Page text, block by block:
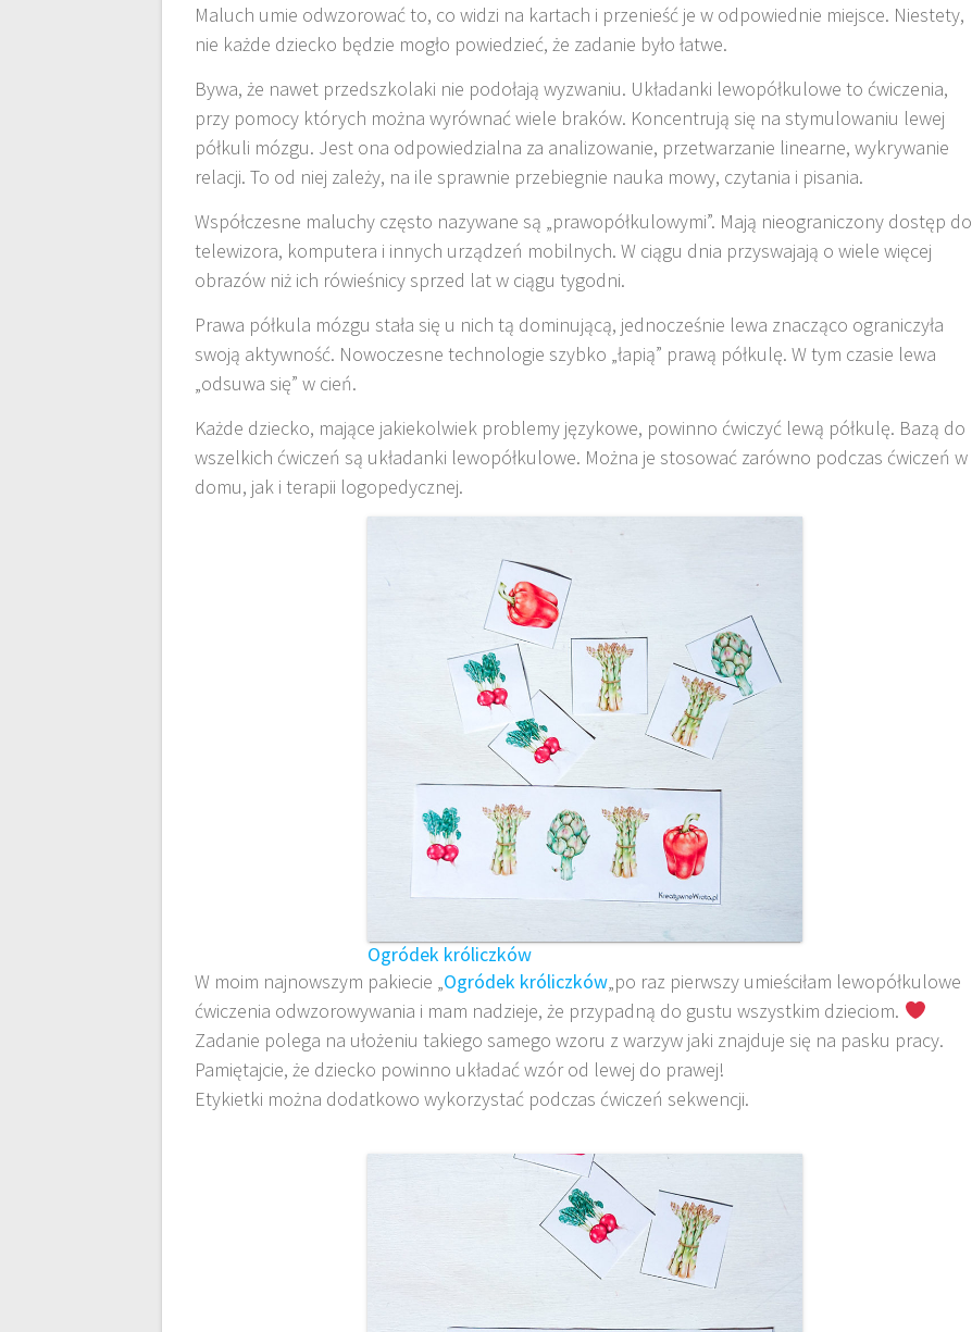
Maluch umie odwzorować to, co widzi na kartach i przenieść je w odpowiednie miejsce. Niestety,
nie każde dziecko będzie mogło powiedzieć, że zadanie było łatwe.
Bywa, że nawet przedszkolaki nie podołają wyzwaniu. Układanki lewopółkulowe to ćwiczenia,
przy pomocy których można wyrównać wiele braków. Koncentrują się na stymulowaniu lewej
półkuli mózgu. Jest ona odpowiedzialna za analizowanie, przetwarzanie linearne, wykrywanie
relacji. To od niej zależy, na ile sprawnie przebiegnie nauka mowy, czytania i pisania.
Współczesne maluchy często nazywane są „prawopółkulowymi”. Mają nieograniczony dostęp do
telewizora, komputera i innych urządzeń mobilnych. W ciągu dnia przyswajają o wiele więcej
obrazów niż ich rówieśnicy sprzed lat w ciągu tygodni.
Prawa półkula mózgu stała się u nich tą dominującą, jednocześnie lewa znacząco ograniczyła
swoją aktywność. Nowoczesne technologie szybko „łapią” prawą półkulę. W tym czasie lewa
„odsuwa się” w cień.
Każde dziecko, mające jakiekolwiek problemy językowe, powinno ćwiczyć lewą półkulę. Bazą do
wszelkich ćwiczeń są układanki lewopółkulowe. Można je stosować zarówno podczas ćwiczeń w
domu, jak i terapii logopedycznej.
Ogródek króliczków
W moim najnowszym pakiecie „Ogródek króliczków„po raz pierwszy umieściłam lewopółkulowe
ćwiczenia odwzorowywania i mam nadzieje, że przypadną do gustu wszystkim dzieciom.
Zadanie polega na ułożeniu takiego samego wzoru z warzyw jaki znajduje się na pasku pracy.
Pamiętajcie, że dziecko powinno układać wzór od lewej do prawej!
Etykietki można dodatkowo wykorzystać podczas ćwiczeń sekwencji.